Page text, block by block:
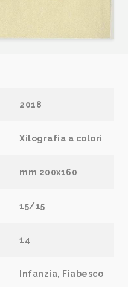
2018
Xilografia a colori
mm 200x160
15/15
14
Infanzia, Fiabesco